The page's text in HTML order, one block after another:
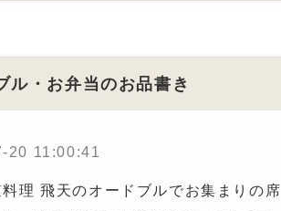
ル・お弁当のお品書き
20 11:00:41
理 飛天のオードブルでお集まりの席